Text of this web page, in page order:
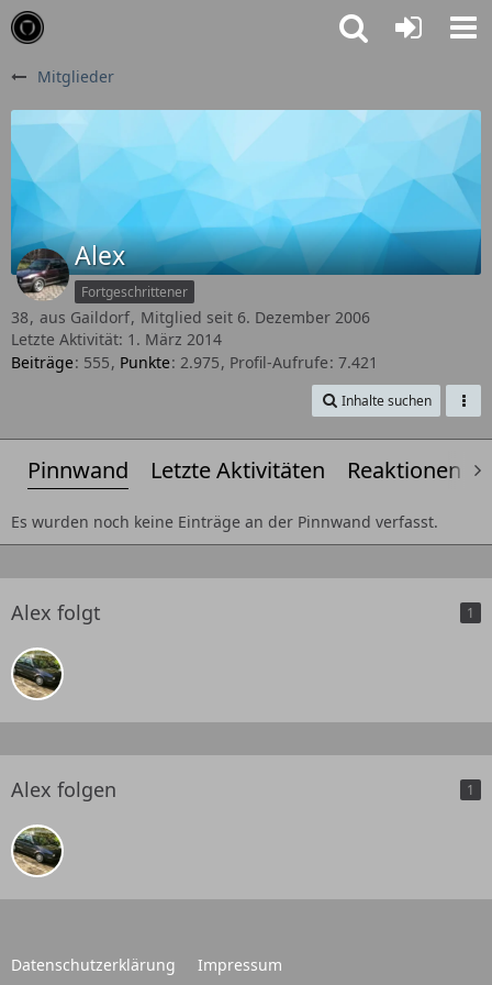
Mitglieder
Alex
Fortgeschrittener
38 aus Gaildorf Mitglied seit 6. Dezember 2006
Letzte Aktivität: 1. März 2014
Beiträge 555 Punkte 2.975 Profil-Aufrufe 7.421
Inhalte suchen
Pinnwand Letzte Aktivitäten Reaktionen
Es wurden noch keine Einträge an der Pinnwand verfasst.
Alex folgt 1
Alex folgen 1
Datenschutzerklärung Impressum